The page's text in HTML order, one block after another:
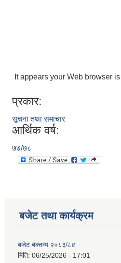
It appears your Web browser
प्रकार:
सूचना तथा समाचार
आर्थिक वर्ष:
७७/७८
बजेट तथा कार्यक्रम
बजेट बक्तव्य २०८३/८४
मिति: 06/25/2026 - 17:01